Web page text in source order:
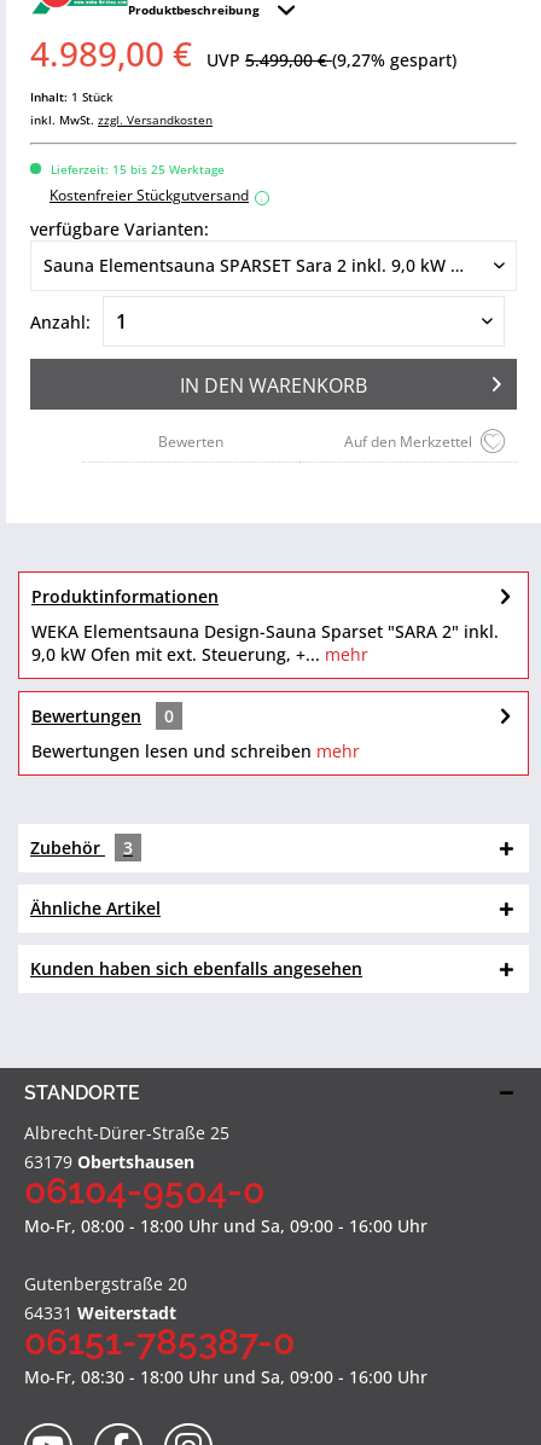
Produktbeschreibung
4.989,00 € UVP 5.499,00 €(9,27% gespart)
Inhalt: 1 Stück
inkl. MwSt. zzgl. Versandkosten
Lieferzeit: 15 bis 25 Werktage
Kostenfreier Stückgutversand i
verfügbare Varianten:
Anzahl:
IN DEN WARENKORB
Auf den Merkzettel
Bewerten
Produktinformationen
WEKA Elementsauna Design-Sauna Sparset "SARA 2" inkl.
9,0 kW Ofen mit ext. Steuerung, +... mehr
Bewertungen
0
Bewertungen lesen und schreiben mehr
Zubehör 3
Ähnliche Artikel
Kunden haben sich ebenfalls angesehen
STANDORTE
Albrecht-Dürer-Straße 25
63179 Obertshausen
06104-9504-0
Mo-Fr, 08:00 - 18:00 Uhr und Sa, 09:00 - 16:00 Uhr
Gutenbergstraße 20
64331 Weiterstadt
06151-785387-0
Mo-Fr, 08:30 - 18:00 Uhr und Sa, 09:00 - 16:00 Uhr